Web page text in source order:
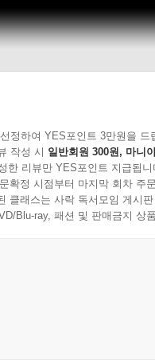
정하여 YES포인트 3만원을 드
작성 시 일반회원 300원, 마니
한 리뷰만 YES포인트 지급됩니
확정 시점부터 마지막 회차 주
클래스는 사락 독서모임 게시
Blu-ray, 패션 및 판매금지 상